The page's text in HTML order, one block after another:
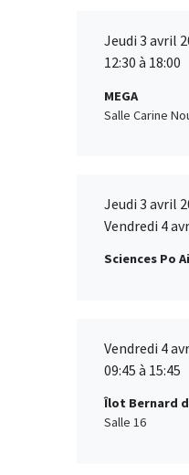
Jeudi 3 avril
12:30 à 18:00
MEGA
Salle Carine
Jeudi 3 avril
Vendredi 4
Sciences Po
Vendredi 4
09:45 à 15:45
Îlot Bernard
Salle 16